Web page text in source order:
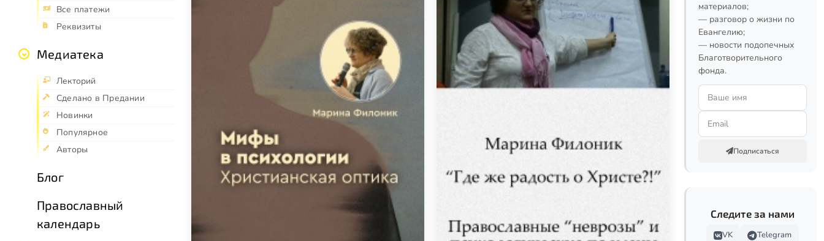
Все платежи
Реквизиты
Медиатека
Лекторий
Сделано в Предании
Новинки
Популярное
Авторы
Блог
Православный
календарь
материалов;
— разговор о жизни по
Евангелию;
— новости подопечных
Благотворительного
фонда.
Подписаться
Следите за нами
VK
Telegram